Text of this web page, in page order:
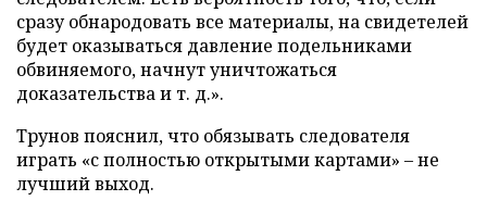
сразу обнародовать все материалы, на свидетелей
будет оказываться давление подельниками
обвиняемого, начнут уничтожаться
доказательства и т. д.».
Трунов пояснил, что обязывать следователя
играть «с полностью открытыми картами» – не
лучший выход.